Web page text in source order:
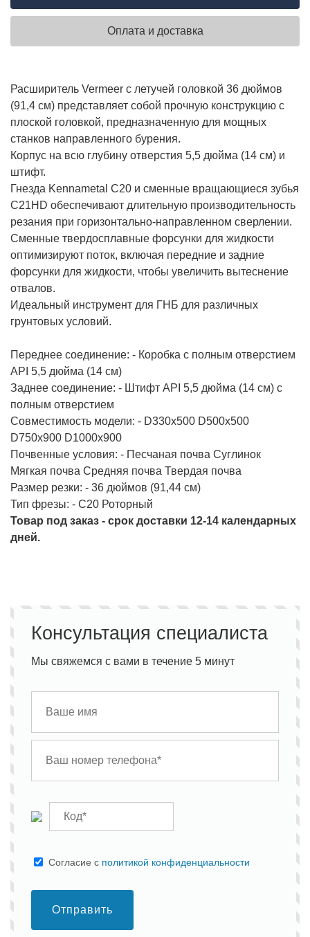
Оплата и доставка
Расширитель Vermeer с летучей головкой 36 дюймов
(91,4 см) представляет собой прочную конструкцию с
плоской головкой, предназначенную для мощных
станков направленного бурения.
Корпус на всю глубину отверстия 5,5 дюйма (14 см) и
штифт.
Гнезда Kennametal C20 и сменные вращающиеся зубья
C21HD обеспечивают длительную производительность
резания при горизонтально-направленном сверлении.
Сменные твердосплавные форсунки для жидкости
оптимизируют поток, включая передние и задние
форсунки для жидкости, чтобы увеличить вытеснение
отвалов.
Идеальный инструмент для ГНБ для различных
грунтовых условий.
Переднее соединение: - Коробка с полным отверстием
API 5,5 дюйма (14 см)
Заднее соединение: - Штифт API 5,5 дюйма (14 см) с
полным отверстием
Совместимость модели: - D330x500 D500x500
D750x900 D1000x900
Почвенные условия: - Песчаная почва Суглинок
Мягкая почва Средняя почва Твердая почва
Размер резки: - 36 дюймов (91,44 см)
Тип фрезы: - C20 Роторный
Товар под заказ - срок доставки 12-14 календарных
дней.
Консультация специалиста
Мы свяжемся с вами в течение 5 минут
Cогласие с политикой конфиденциальности
Отправить